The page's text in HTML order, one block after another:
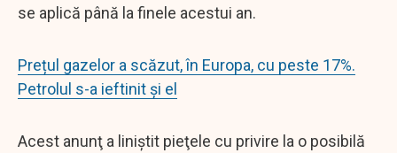
se aplică până la finele acestui an.
Prețul gazelor a scăzut, în Europa, cu peste 17%.
Petrolul s-a ieftinit și el
Acest anunţ a liniştit pieţele cu privire la o posibilă